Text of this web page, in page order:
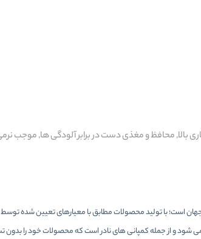
بالا, محافظ و مغذی دست در برابر آلودگی ها, موجب
است؛ با تولید محصولات مطابق با معیارهای تعیین شده توسط
شود و از جمله کمپانی های نادر است که محصولات خود را